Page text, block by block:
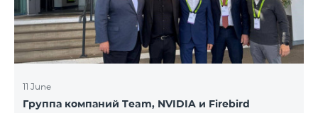
11 June
Группа компаний Team, NVIDIA и Firebird